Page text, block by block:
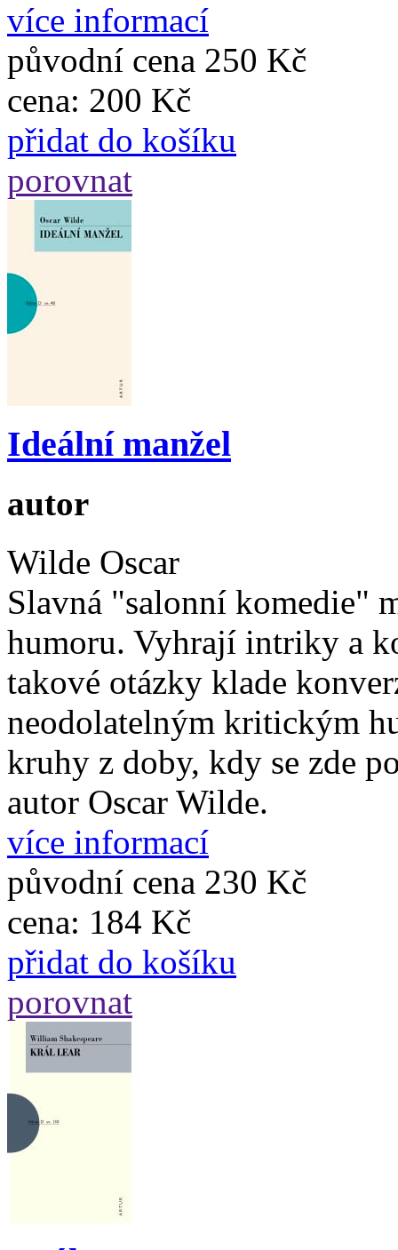
více informací
původní cena 250 Kč
cena: 200 Kč
přidat do košíku
porovnat
Ideální manžel
autor
Wilde Oscar
Slavná "salonní komedie"
humoru. Vyhrají intriky a
takové otázky klade
neodolatelným kritickým
kruhy z doby, kdy se zde
autor Oscar Wilde.
více informací
původní cena 230 Kč
cena: 184 Kč
přidat do košíku
porovnat